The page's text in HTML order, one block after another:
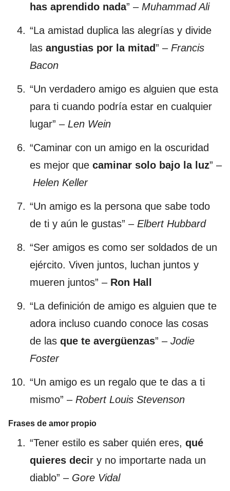
has aprendido nada” – Muhammad Ali
“La amistad duplica las alegrías y divide
las angustias por la mitad” – Francis
Bacon
“Un verdadero amigo es alguien que esta
para ti cuando podría estar en cualquier
lugar” – Len Wein
“Caminar con un amigo en la oscuridad
es mejor que caminar solo bajo la luz” –
Helen Keller
“Un amigo es la persona que sabe todo
de ti y aún le gustas” – Elbert Hubbard
“Ser amigos es como ser soldados de un
ejército. Viven juntos, luchan juntos y
mueren juntos” – Ron Hall
“La definición de amigo es alguien que te
adora incluso cuando conoce las cosas
de las que te avergüenzas” – Jodie
Foster
“Un amigo es un regalo que te das a ti
mismo” – Robert Louis Stevenson
Frases de amor propio
“Tener estilo es saber quién eres, qué
quieres decir y no importarte nada un
diablo” – Gore Vidal